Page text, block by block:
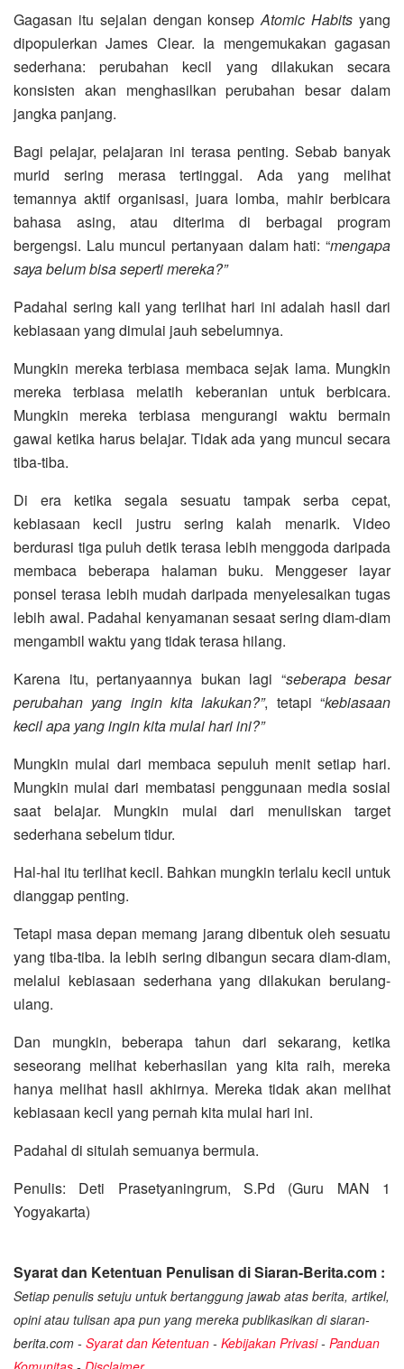
Gagasan itu sejalan dengan konsepAtomic Habits yang
dipopulerkan James Clear. Ia mengemukakan gagasan
sederhana: perubahan kecil yang dilakukan secara
konsisten akan menghasilkan perubahan besar dalam
jangka panjang.
Bagi pelajar, pelajaran ini terasa penting. Sebab banyak
murid sering merasa tertinggal. Ada yang melihat
temannya aktif organisasi, juara lomba, mahir berbicara
bahasa asing, atau diterima di berbagai program
bergengsi. Lalu muncul pertanyaan dalam hati: “mengapa
saya belum bisa seperti mereka?”
Padahal sering kali yang terlihat hari ini adalah hasil dari
kebiasaan yang dimulai jauh sebelumnya.
Mungkin mereka terbiasa membaca sejak lama. Mungkin
mereka terbiasa melatih keberanian untuk berbicara.
Mungkin mereka terbiasa mengurangi waktu bermain
gawai ketika harus belajar. Tidak ada yang muncul secara
tiba-tiba.
Di era ketika segala sesuatu tampak serba cepat,
kebiasaan kecil justru sering kalah menarik. Video
berdurasi tiga puluh detik terasa lebih menggoda daripada
membaca beberapa halaman buku. Menggeser layar
ponsel terasa lebih mudah daripada menyelesaikan tugas
lebih awal. Padahal kenyamanan sesaat sering diam-diam
mengambil waktu yang tidak terasa hilang.
Karena itu, pertanyaannya bukan lagi “seberapa besar
perubahan yang ingin kita lakukan?”, tetapi “kebiasaan
kecil apa yang ingin kita mulai hari ini?”
Mungkin mulai dari membaca sepuluh menit setiap hari.
Mungkin mulai dari membatasi penggunaan media sosial
saat belajar. Mungkin mulai dari menuliskan target
sederhana sebelum tidur.
Hal-hal itu terlihat kecil. Bahkan mungkin terlalu kecil untuk
dianggap penting.
Tetapi masa depan memang jarang dibentuk oleh sesuatu
yang tiba-tiba. Ia lebih sering dibangun secara diam-diam,
melalui kebiasaan sederhana yang dilakukan berulang-
ulang.
Dan mungkin, beberapa tahun dari sekarang, ketika
seseorang melihat keberhasilan yang kita raih, mereka
hanya melihat hasil akhirnya. Mereka tidak akan melihat
kebiasaan kecil yang pernah kita mulai hari ini.
Padahal di situlah semuanya bermula.
Penulis: Deti Prasetyaningrum, S.Pd (Guru MAN 1
Yogyakarta)
Syarat dan Ketentuan Penulisan di Siaran-Berita.com :
Setiap penulis setuju untuk bertanggung jawab atas berita, artikel,
opini atau tulisan apa pun yang mereka publikasikan di siaran-
berita.com - Syarat dan Ketentuan - Kebijakan Privasi- Panduan